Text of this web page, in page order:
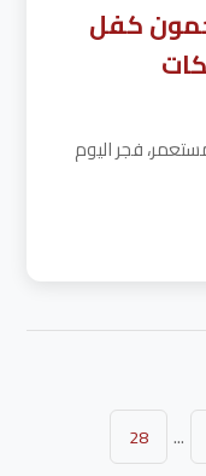
كفل
14-7-2026 - اقتحم نحو 100 مستعمر، فجر اليوم
...
28